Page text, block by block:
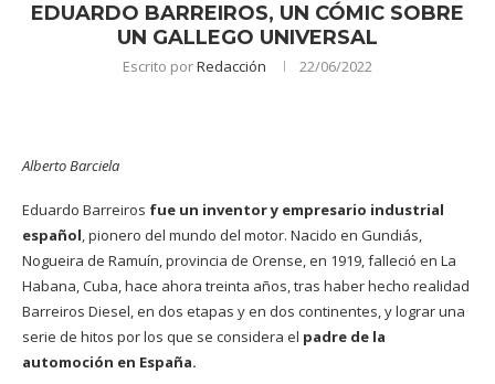
EDUARDO BARREIROS, UN CÓMIC SOBRE
UN GALLEGO UNIVERSAL
Escrito porRedacción 22/06/2022
Alberto Barciela
Eduardo Barreiros fue un inventor y empresario industrial
español, pionero del mundo del motor. Nacido en Gundiás,
Nogueira de Ramuín, provincia de Orense, en 1919, falleció en La
Habana, Cuba, hace ahora treinta años, tras haber hecho realidad
Barreiros Diesel, en dos etapas y en dos continentes, y lograr una
serie de hitos por los que se considera el padre de la
automoción en España.